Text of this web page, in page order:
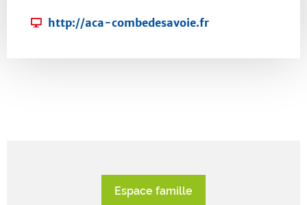
l
p
S
http://aca-combedesavoie.fr
Espace famille